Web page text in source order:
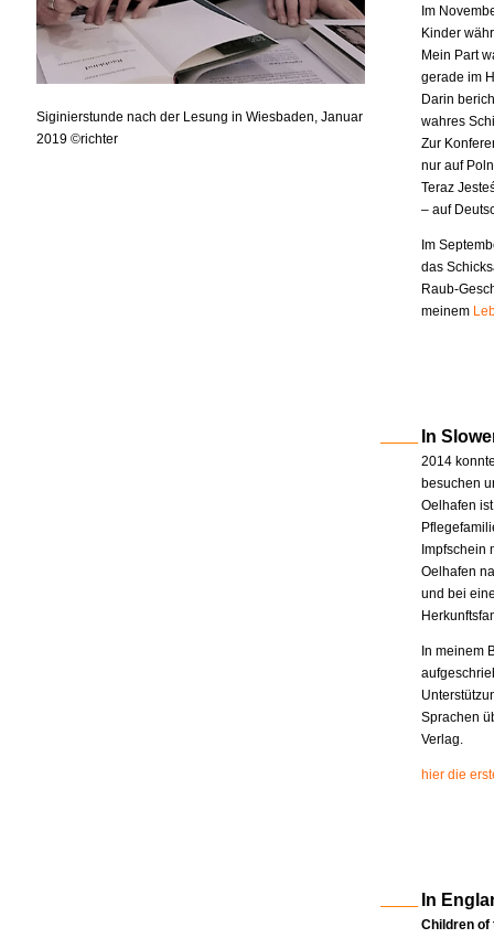
Siginierstunde nach der Lesung in Wiesbaden, Januar
2019 ©richter
Im
Kinder
Mein Part
gerade im
Darin
wahres
Zur
nur auf
Teraz
– auf
Im
das
Raub-
meinem
In
2014
besuchen
Oelhafen
Impfschein
Oelhafen
und bei
In meinem
Sprachen
Verlag.
hier die
In
Children of